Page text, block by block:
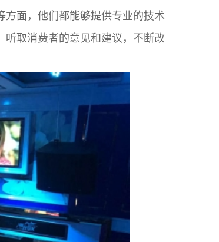
方面，他们都能够提供专业的技术
听取消费者的意见和建议，不断改